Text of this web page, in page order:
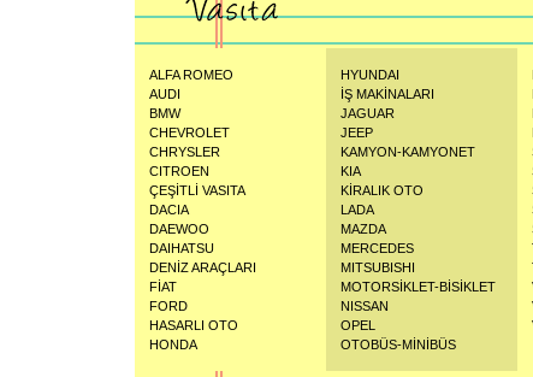
ALFA ROMEO
AUDI
BMW
CHEVROLET
CHRYSLER
CITROEN
ÇEŞİTLİ VASITA
DACIA
DAEWOO
DAIHATSU
DENİZ ARAÇLARI
FİAT
FORD
HASARLI OTO
HONDA
HYUNDAI
İŞ MAKİNALARI
JAGUAR
JEEP
KAMYON-KAMYONET
KIA
KİRALIK OTO
LADA
MAZDA
MERCEDES
MITSUBISHI
MOTORSİKLET-BİSİKLET
NISSAN
OPEL
OTOBÜS-MİNİBÜS